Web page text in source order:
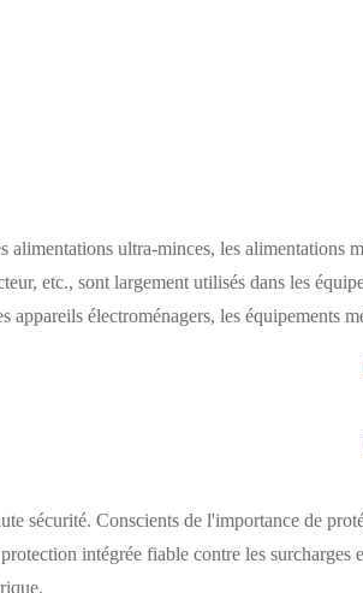
ultra-minces, les alimentations
etc., sont largement utilisés dans les
appareils électroménagers, les équipements
sécurité. Conscients de l'importance de
intégrée fiable contre les